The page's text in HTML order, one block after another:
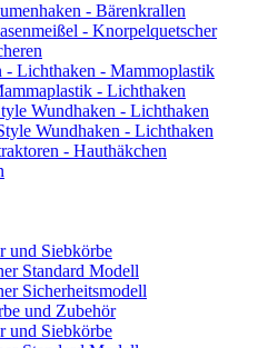
- Bärenkrallen
- Knorpelquetscher
- Lichthaken - Mammoplastik
- Lichthaken
Wundhaken - Lichthaken
Wundhaken - Lichthaken
- Hauthäkchen
und Siebkörbe
Standard Modell
Sicherheitsmodell
und Zubehör
und Siebkörbe